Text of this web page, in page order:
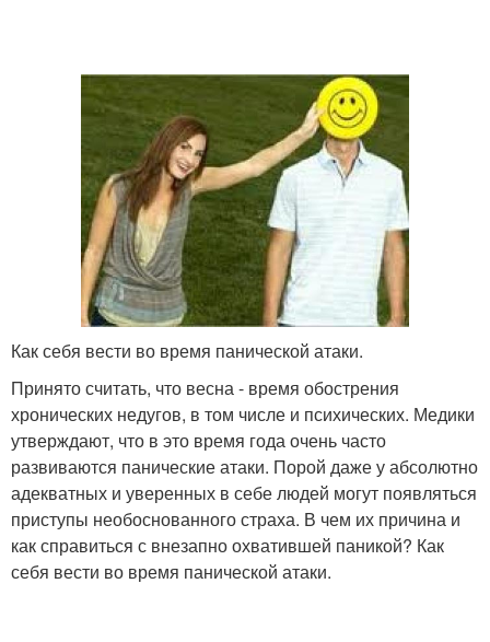
Как себя вести во время панической атаки.
Принято считать, что весна - время обострения
хронических недугов, в том числе и психических. Медики
утверждают, что в это время года очень часто
развиваются панические атаки. Порой даже у абсолютно
адекватных и уверенных в себе людей могут появляться
приступы необоснованного страха. В чем их причина и
как справиться с внезапно охватившей паникой? Как
себя вести во время панической атаки.